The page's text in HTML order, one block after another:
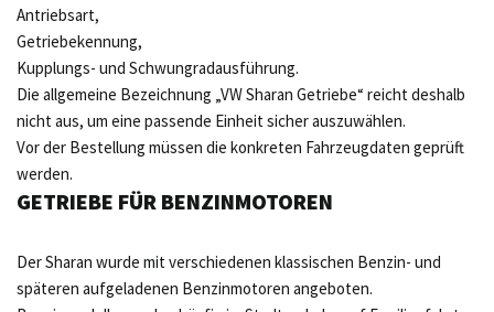
Antriebsart,
Getriebekennung,
Kupplungs- und Schwungradausführung.
Die allgemeine Bezeichnung „VW Sharan Getriebe“ reicht deshalb
nicht aus, um eine passende Einheit sicher auszuwählen.
Vor der Bestellung müssen die konkreten Fahrzeugdaten geprüft
werden.
GETRIEBE FÜR BENZINMOTOREN
Der Sharan wurde mit verschiedenen klassischen Benzin- und
späteren aufgeladenen Benzinmotoren angeboten.